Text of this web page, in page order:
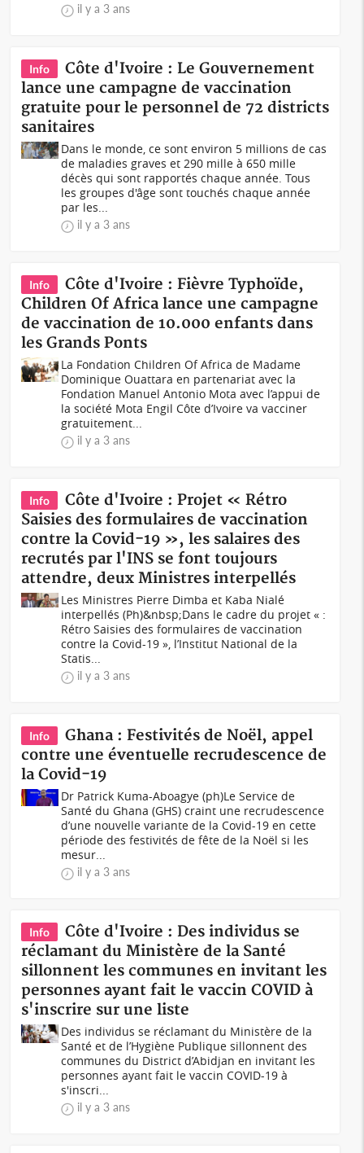
il y a 3 ans
Info
Côte d'Ivoire : Le Gouvernement
lance une campagne de vaccination
gratuite pour le personnel de 72 districts
sanitaires
Dans le monde, ce sont environ 5 millions de cas
de maladies graves et 290 mille à 650 mille
décès qui sont rapportés chaque année. Tous
les groupes d'âge sont touchés chaque année
par les...
il y a 3 ans
Info
Côte d'Ivoire : Fièvre Typhoïde,
Children Of Africa lance une campagne
de vaccination de 10.000 enfants dans
les Grands Ponts
La Fondation Children Of Africa de Madame
Dominique Ouattara en partenariat avec la
Fondation Manuel Antonio Mota avec l’appui de
la société Mota Engil Côte d’Ivoire va vacciner
gratuitement...
il y a 3 ans
Info
Côte d'Ivoire : Projet « Rétro
Saisies des formulaires de vaccination
contre la Covid-19 », les salaires des
recrutés par l'INS se font toujours
attendre, deux Ministres interpellés
Les Ministres Pierre Dimba et Kaba Nialé
interpellés (Ph)&nbsp;Dans le cadre du projet « :
Rétro Saisies des formulaires de vaccination
contre la Covid-19 », l’Institut National de la
Statis...
il y a 3 ans
Info
Ghana : Festivités de Noël, appel
contre une éventuelle recrudescence de
la Covid-19
Dr Patrick Kuma-Aboagye (ph)Le Service de
Santé du Ghana (GHS) craint une recrudescence
d’une nouvelle variante de la Covid-19 en cette
période des festivités de fête de la Noël si les
mesur...
il y a 3 ans
Info
Côte d'Ivoire : Des individus se
réclamant du Ministère de la Santé
sillonnent les communes en invitant les
personnes ayant fait le vaccin COVID à
s'inscrire sur une liste
Des individus se réclamant du Ministère de la
Santé et de l’Hygiène Publique sillonnent des
communes du District d’Abidjan en invitant les
personnes ayant fait le vaccin COVID-19 à
s'inscri...
il y a 3 ans